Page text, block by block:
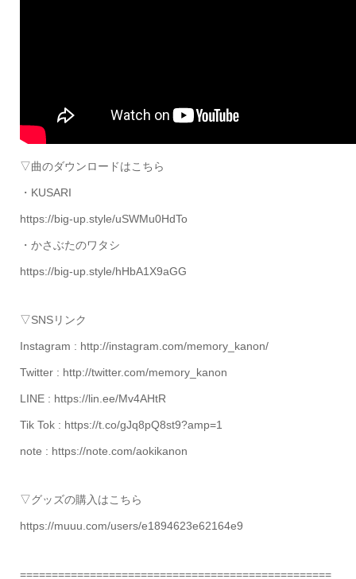
▽曲のダウンロードはこちら
・KUSARI
https://big-up.style/uSWMu0HdTo
・かさぶたのワタシ
https://big-up.style/hHbA1X9aGG
▽SNSリンク
Instagram : http://instagram.com/memory_kanon/
Twitter : http://twitter.com/memory_kanon
LINE : https://lin.ee/Mv4AHtR
Tik Tok : https://t.co/gJq8pQ8st9?amp=1
note : https://note.com/aokikanon
▽グッズの購入はこちら
https://muuu.com/users/e1894623e62164e9
=================================================